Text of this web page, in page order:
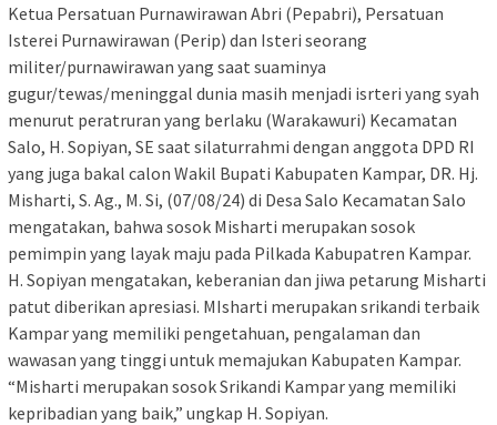
Ketua Persatuan Purnawirawan Abri (Pepabri), Persatuan
Isterei Purnawirawan (Perip) dan Isteri seorang
militer/purnawirawan yang saat suaminya
gugur/tewas/meninggal dunia masih menjadi isrteri yang syah
menurut peratruran yang berlaku (Warakawuri) Kecamatan
Salo, H. Sopiyan, SE saat silaturrahmi dengan anggota DPD RI
yang juga bakal calon Wakil Bupati Kabupaten Kampar, DR. Hj.
Misharti, S. Ag., M. Si, (07/08/24) di Desa Salo Kecamatan Salo
mengatakan, bahwa sosok Misharti merupakan sosok
pemimpin yang layak maju pada Pilkada Kabupatren Kampar.
H. Sopiyan mengatakan, keberanian dan jiwa petarung Misharti
patut diberikan apresiasi. MIsharti merupakan srikandi terbaik
Kampar yang memiliki pengetahuan, pengalaman dan
wawasan yang tinggi untuk memajukan Kabupaten Kampar.
“Misharti merupakan sosok Srikandi Kampar yang memiliki
kepribadian yang baik,” ungkap H. Sopiyan.